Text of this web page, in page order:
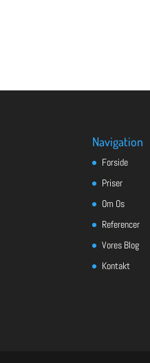
Navigation
Forside
Priser
Om Os
Referencer
Vores Blog
Kontakt